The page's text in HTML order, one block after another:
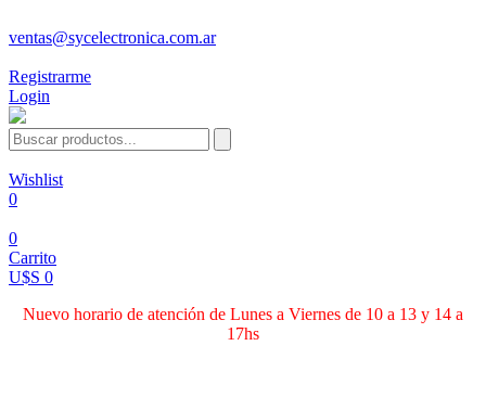
ventas@sycelectronica.com.ar
Registrarme
Login
Wishlist
0
0
Carrito
U$S 0
Nuevo horario de atención de Lunes a Viernes de 10 a 13 y 14 a
17hs